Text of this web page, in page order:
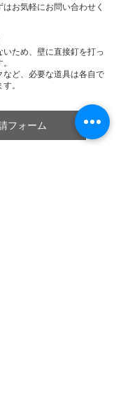
お気軽にお問い合わせく
いため、壁に直接釘を打っ
など、必要な道具は各自で
。
フォーム